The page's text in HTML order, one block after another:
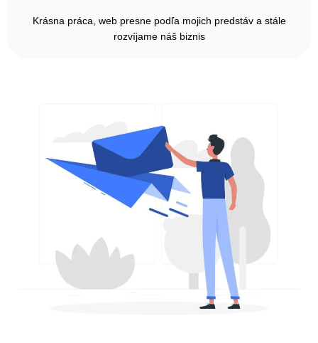
Krásna práca, web presne podľa mojich predstáv a stále
rozvíjame náš biznis